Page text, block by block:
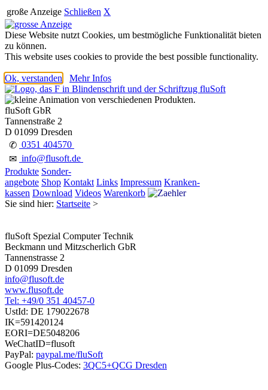
große Anzeige Schließen X
Diese Website nutzt Cookies, um bestmögliche Funktionalität bieten
zu können.
This website uses cookies to provide the best possible functionality.
Ok, verstanden Mehr Infos
fluSoft GbR
Tannenstraße 2
D 01099 Dresden
✆ 0351 404570
✉ info@flusoft.de
Produkte Sonder-
angebote Shop Kontakt Links Impressum Kranken-
kassen Download Videos Warenkorb
Sie sind hier: Startseite >
fluSoft Spezial Computer Technik
Beckmann und Mitzscherlich GbR
Tannenstrasse 2
D 01099 Dresden
info@flusoft.de
www.flusoft.de
Tel: +49/0 351 40457-0
UstId: DE 179022678
IK=591420124
EORI=DE5048206
WeChatID=flusoft
PayPal: paypal.me/fluSoft
Google Plus-Codes: 3QC5+QCG Dresden